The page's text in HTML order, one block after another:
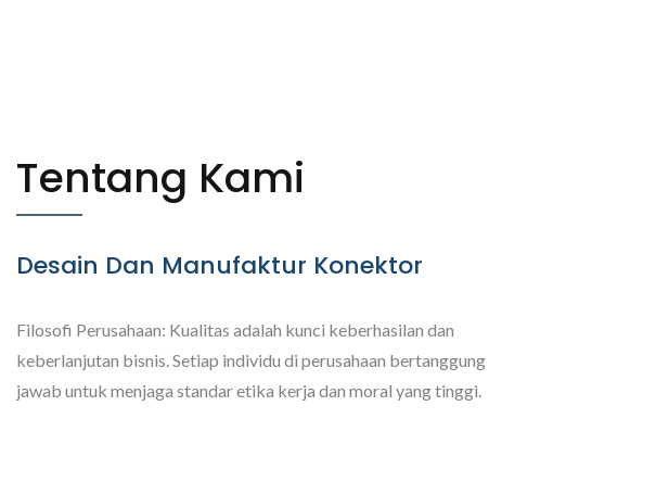
Tentang Kami
Desain Dan Manufaktur Konektor
Filosofi Perusahaan: Kualitas adalah kunci keberhasilan dan
keberlanjutan bisnis. Setiap individu di perusahaan bertanggung
jawab untuk menjaga standar etika kerja dan moral yang tinggi.